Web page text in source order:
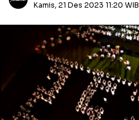
Kamis, 21 Des 2023 11:20 WIB